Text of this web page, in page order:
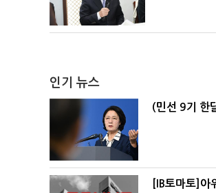
인기 뉴스
(민선 9기 한
[IB토마토]